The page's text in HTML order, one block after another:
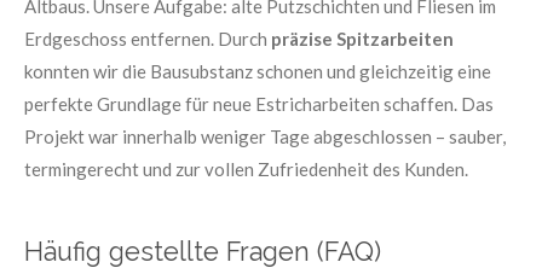
Altbaus. Unsere Aufgabe: alte Putzschichten und Fliesen im
Erdgeschoss entfernen. Durch präzise Spitzarbeiten
konnten wir die Bausubstanz schonen und gleichzeitig eine
perfekte Grundlage für neue Estricharbeiten schaffen. Das
Projekt war innerhalb weniger Tage abgeschlossen – sauber,
termingerecht und zur vollen Zufriedenheit des Kunden.
Häufig gestellte Fragen (FAQ)